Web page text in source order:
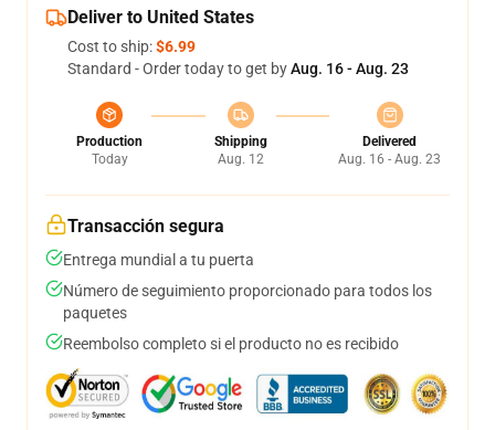
Deliver to United States
Cost to ship:$6.99
Standard - Order today to get byAug. 16 - Aug. 23
Production
Today
Shipping
Aug. 12
Delivered
Aug. 16 - Aug. 23
Transacción segura
Entrega mundial a tu puerta
Número de seguimiento proporcionado para todos los
paquetes
Reembolso completo si el producto no es recibido